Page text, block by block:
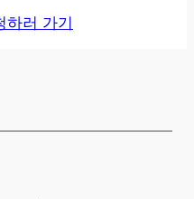
하러 가기